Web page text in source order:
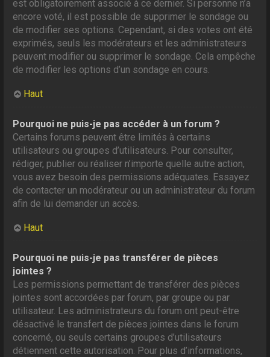
est obligatoirement associé à ce dernier. Si personne n’a
encore voté, il est possible de supprimer le sondage ou
de modifier ses options. Cependant, si des votes ont été
exprimés, seuls les modérateurs et les administrateurs
peuvent modifier ou supprimer le sondage. Cela empêche
de modifier les options d’un sondage en cours.
Haut
Pourquoi ne puis-je pas accéder à un forum ?
Certains forums peuvent être limités à certains
utilisateurs ou groupes d’utilisateurs. Pour consulter,
rédiger, publier ou réaliser n’importe quelle autre action,
vous avez besoin des permissions adéquates. Essayez
de contacter un modérateur ou un administrateur du forum
afin de lui demander un accès.
Haut
Pourquoi ne puis-je pas transférer de pièces
jointes ?
Les permissions permettant de transférer des pièces
jointes sont accordées par forum, par groupe ou par
utilisateur. Les administrateurs du forum ont peut-être
désactivé le transfert de pièces jointes dans le forum
concerné, ou seuls certains groupes d’utilisateurs
détiennent cette autorisation. Pour plus d’informations,